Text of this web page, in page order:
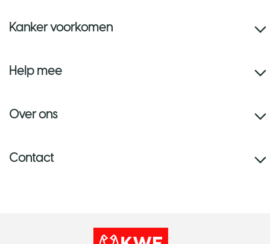
Kanker voorkomen
Help mee
Over ons
Contact